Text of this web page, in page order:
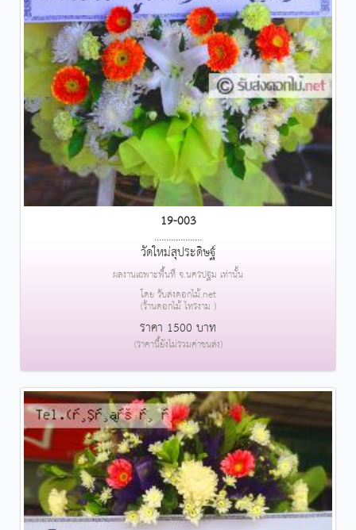
19-003
....................
วัดใหม่สุประดิษฐ์
ผลงานเฉพาะพื้นที่ จ.นครปฐม เท่านั้น
โดย รับส่งดอกไม้.net
(ร้านดอกไม้ ไทรงาม )
ราคา 1500 บาท
(ราคานี้ยังไม่รวมค่าขนส่ง)